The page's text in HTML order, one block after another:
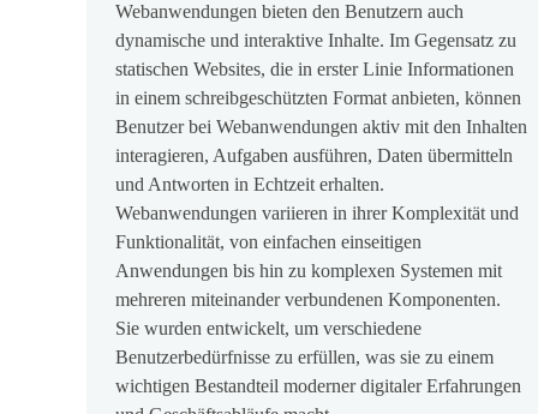
Webanwendungen bieten den Benutzern auch
dynamische und interaktive Inhalte. Im Gegensatz zu
statischen Websites, die in erster Linie Informationen
in einem schreibgeschützten Format anbieten, können
Benutzer bei Webanwendungen aktiv mit den Inhalten
interagieren, Aufgaben ausführen, Daten übermitteln
und Antworten in Echtzeit erhalten.
Webanwendungen variieren in ihrer Komplexität und
Funktionalität, von einfachen einseitigen
Anwendungen bis hin zu komplexen Systemen mit
mehreren miteinander verbundenen Komponenten.
Sie wurden entwickelt, um verschiedene
Benutzerbedürfnisse zu erfüllen, was sie zu einem
wichtigen Bestandteil moderner digitaler Erfahrungen